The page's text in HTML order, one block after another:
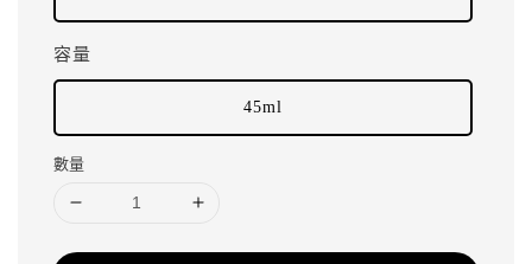
容量
45ml
數量